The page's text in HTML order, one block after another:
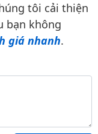
tôi cải thiện
bạn không
giá nhanh.